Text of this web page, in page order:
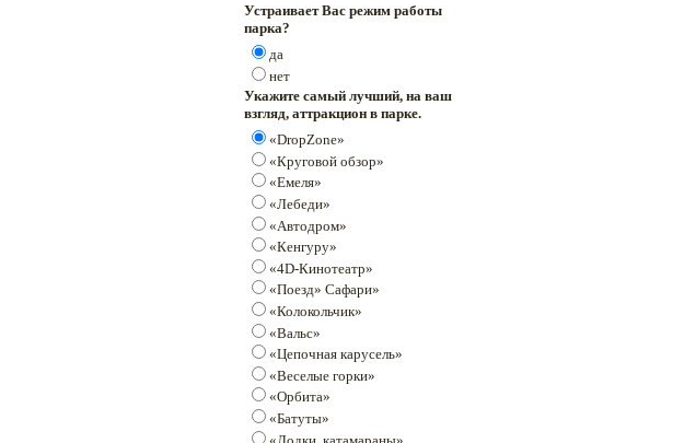
Устраивает Вас режим работы
парка?
да
нет
Укажите самый лучший, на ваш
взгляд, аттракцион в парке.
«DropZone»
«Круговой обзор»
«Емеля»
«Лебеди»
«Автодром»
«Кенгуру»
«4D-Кинотеатр»
«Поезд» Сафари»
«Колокольчик»
«Вальс»
«Цепочная карусель»
«Веселые горки»
«Орбита»
«Батуты»